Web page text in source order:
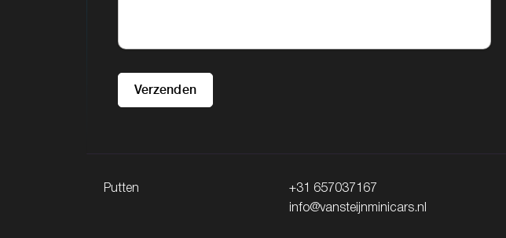
Verzenden
Putten
+31 657037167
info@vansteijnminicars.nl